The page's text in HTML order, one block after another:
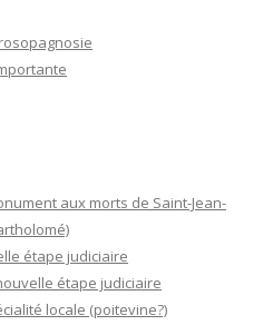
aux morts de Saint-Jean-
étape judiciaire
étape judiciaire
locale (poitevine?)